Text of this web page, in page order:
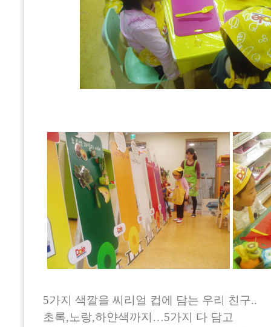
5가지 색깔을 씨리얼 컵에 담는 우리 친구..
초록,노랑,하얀색까지…5가지 다 담고